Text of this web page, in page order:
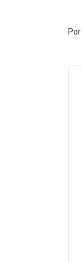
Por